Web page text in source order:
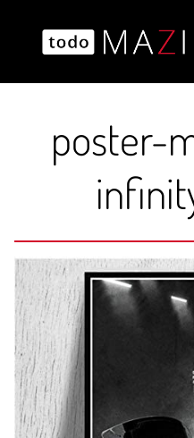
contenido
poster-